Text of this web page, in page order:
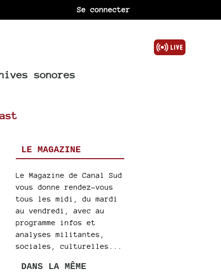
Se connecter
sonores
LE MAGAZINE
Le Magazine de Canal Sud
vous donne rendez-vous
tous les midi, du mardi
au vendredi, avec au
programme infos et
analyses militantes,
sociales, culturelles...
DANS LA MÊME